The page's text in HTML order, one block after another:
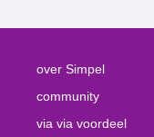
over Simpel
community
via via voordeel